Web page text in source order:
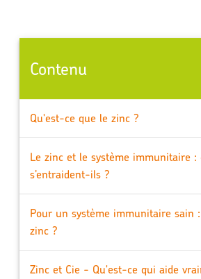
Contenu
Qu'est-ce que le zinc ?
Le zinc et le système immunitaire :
s’entraident-ils ?
Pour un système immunitaire sain
zinc ?
Zinc et Cie - Qu'est-ce qui aide